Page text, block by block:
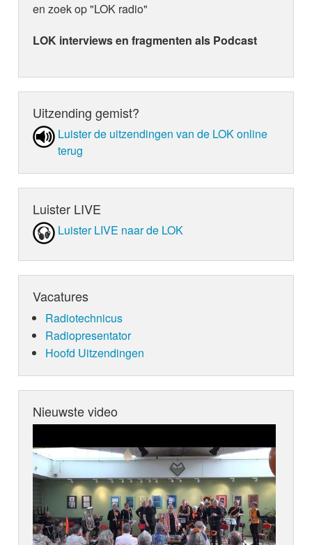
en zoek op "LOK radio"
LOK interviews en fragmenten als Podcast
Uitzending gemist?
Luister de uit­zen­din­gen van de LOK online
terug
Luister LIVE
Luister LIVE naar de LOK
Vacatures
Radiotechnicus
Radiopresentator
Hoofd Uitzendingen
Nieuwste video